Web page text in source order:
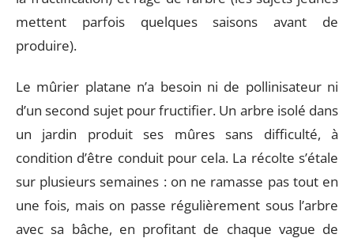
mettent parfois quelques saisons avant de
produire).
Le mûrier platane n’a besoin ni de pollinisateur ni
d’un second sujet pour fructifier. Un arbre isolé dans
un jardin produit ses mûres sans difficulté, à
condition d’être conduit pour cela. La récolte s’étale
sur plusieurs semaines : on ne ramasse pas tout en
une fois, mais on passe régulièrement sous l’arbre
avec sa bâche, en profitant de chaque vague de